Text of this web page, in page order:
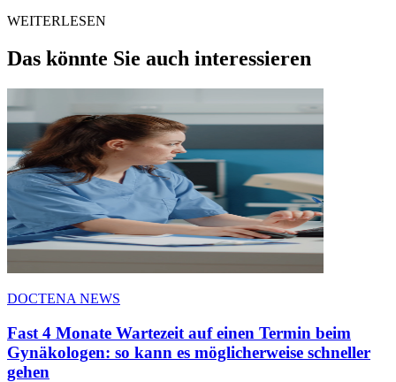
WEITERLESEN
Das könnte Sie auch interessieren
DOCTENA NEWS
Fast 4 Monate Wartezeit auf einen Termin beim
Gynäkologen: so kann es möglicherweise schneller
gehen